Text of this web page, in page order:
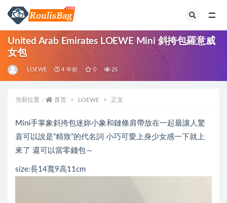
United Arab Emirates LOEWE Mini 斜挎包羅意威
女包
LOEWE 4 年前 0 25
当前位置： 首页 LOEWE 正文
Mini手掌象斜挎包迷妳小象和鏈條肩帶放在一起最讓人驚
喜可以說是“精致”的代名詞 小巧可愛上身少女感一下就上
來了 還可以當零錢包～
size:長14寬9高11cm